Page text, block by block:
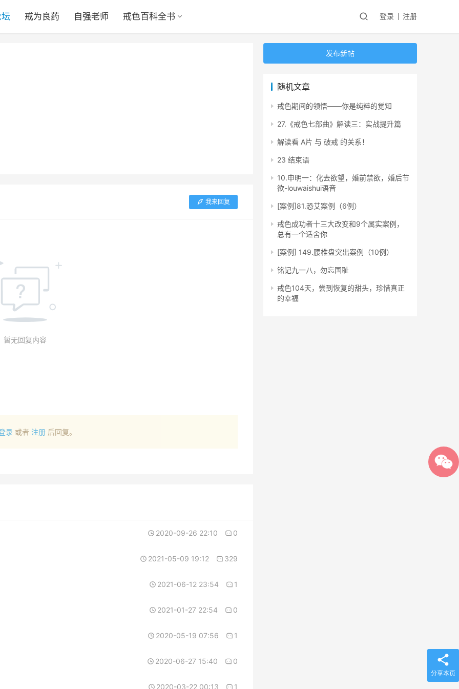
戒为良药 自强老师 戒色百科全书 登录 注册
我来回复
暂无回复内容
录 或者 注册 后回复。
2020-09-26 22:10 0
2021-05-09 19:12 329
2021-06-12 23:54 1
2021-01-27 22:54 0
2020-05-19 07:56 1
2020-06-27 15:40 0
2020-03-22 00:13 1
发布新帖
随机文章
戒色期间的领悟——你是纯粹的觉知
27.《戒色七部曲》解读三：实战提升篇
解读看 A片 与 破戒 的关系！
23 结束语
10.申明一：化去欲望，婚前禁欲，婚后节
欲-louwaishui语音
[案例]81.恐艾案例（6例）
戒色成功者十三大改变和9个属实案例，
总有一个适舍你
[案例] 149.腰椎盘突出案例（10例）
铭记九一八，勿忘国耻
戒色104天，尝到恢复的甜头，珍惜真正
的幸福
分享本页